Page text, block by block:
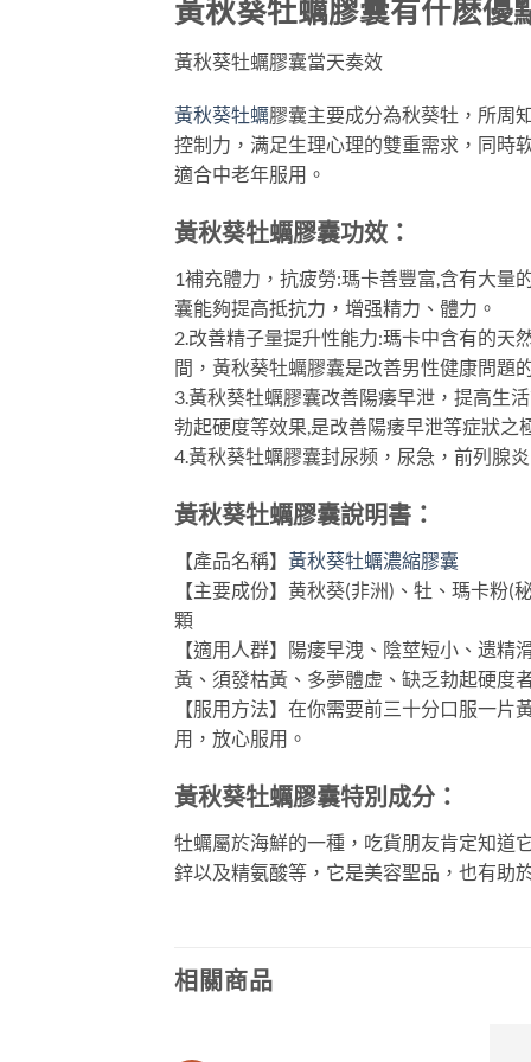
黃秋葵牡蠣膠囊有什麽優
黃秋葵牡蠣膠囊當天奏效
黃秋葵牡蠣膠囊主要成分為秋葵牡，所周
控制力，满足生理心理的雙重需求，同時
適合中老年服用。
黃秋葵牡蠣膠囊功效：
1補充體力，抗疲勞:瑪卡善豐富,含有大量
囊能夠提高抵抗力，增强精力、體力。
2.改善精子量提升性能力:瑪卡中含有的天
間，黃秋葵牡蠣膠囊是改善男性健康問題
3.黃秋葵牡蠣膠囊改善陽痿早泄，提高生
勃起硬度等效果,是改善陽痿早泄等症狀之
4.黃秋葵牡蠣膠囊封尿频，尿急，前列腺
黃秋葵牡蠣膠囊說明書：
【產品名稱】 黃秋葵牡蠣濃縮膠囊
【主要成份】黄秋葵(非洲)、牡、瑪卡粉
顆
【適用人群】陽痿早洩、陰莖短小、遗
黃、須發枯黃、多夢體虚、缺乏勃起硬度
【服用方法】在你需要前三十分口服一
用，放心服用。
黃秋葵牡蠣膠囊特別成分：
牡蠣屬於海鮮的一種，吃貨朋友肯定知道
鋅以及精氨酸等，它是美容聖品，也有助
相關商品